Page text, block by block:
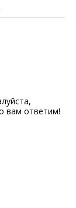
вам ответим!